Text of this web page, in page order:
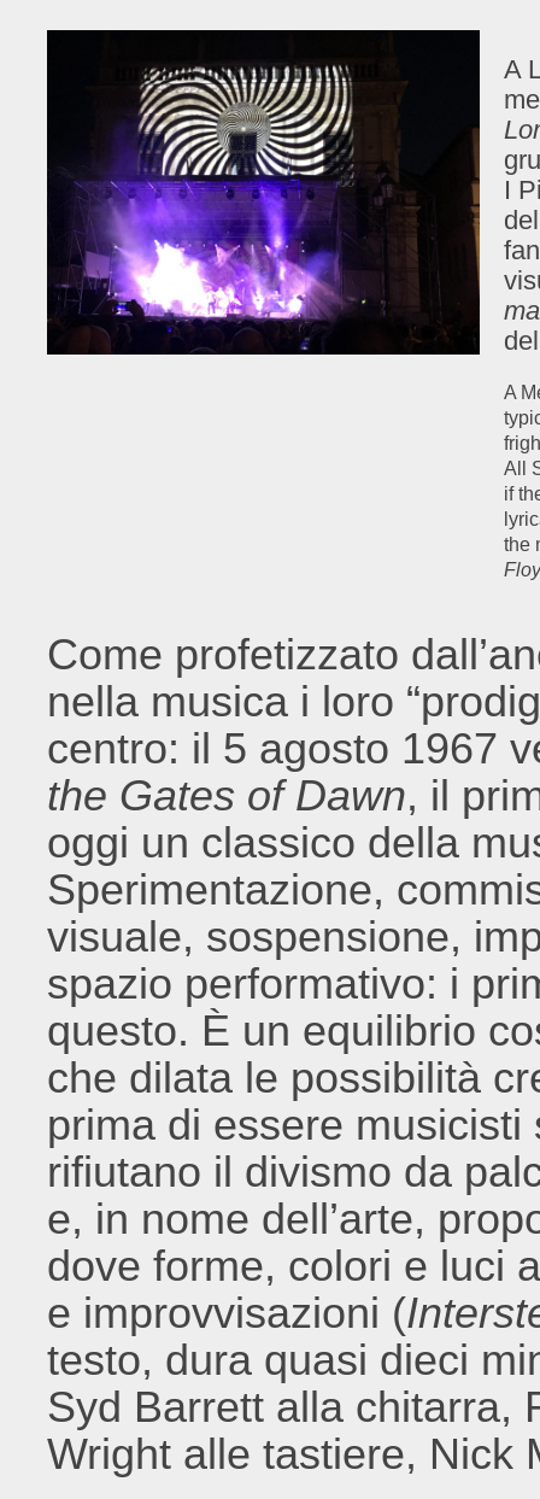
A
I
A
All
if
the
Come profetizzato
nella musica i loro
centro: il 5 agosto 1967
the Gates of Dawn, il
oggi un classico della
Sperimentazione,
visuale, sospensione,
spazio performativo: i
questo. È un equilibrio
che dilata le possibilità
prima di essere
rifiutano il divismo da
e, in nome dell’arte,
dove forme, colori e luci
e improvvisazioni (
testo, dura quasi dieci
Syd Barrett alla chitarra,
Wright alle tastiere, Nick